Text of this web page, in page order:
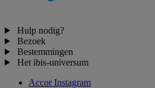
Hulp nodig?
Bezoek
Bestemmingen
Het ibis-universum
Accor Instagram